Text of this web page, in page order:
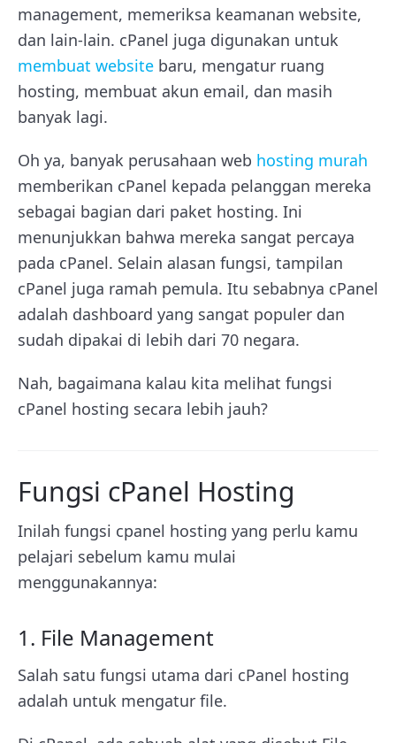
management, memeriksa keamanan website,
dan lain-lain. cPanel juga digunakan untuk
membuat website baru, mengatur ruang
hosting, membuat akun email, dan masih
banyak lagi.
Oh ya, banyak perusahaan web hosting murah
memberikan cPanel kepada pelanggan mereka
sebagai bagian dari paket hosting. Ini
menunjukkan bahwa mereka sangat percaya
pada cPanel. Selain alasan fungsi, tampilan
cPanel juga ramah pemula. Itu sebabnya cPanel
adalah dashboard yang sangat populer dan
sudah dipakai di lebih dari 70 negara.
Nah, bagaimana kalau kita melihat fungsi
cPanel hosting secara lebih jauh?
Fungsi cPanel Hosting
Inilah fungsi cpanel hosting yang perlu kamu
pelajari sebelum kamu mulai
menggunakannya:
1. File Management
Salah satu fungsi utama dari cPanel hosting
adalah untuk mengatur file.